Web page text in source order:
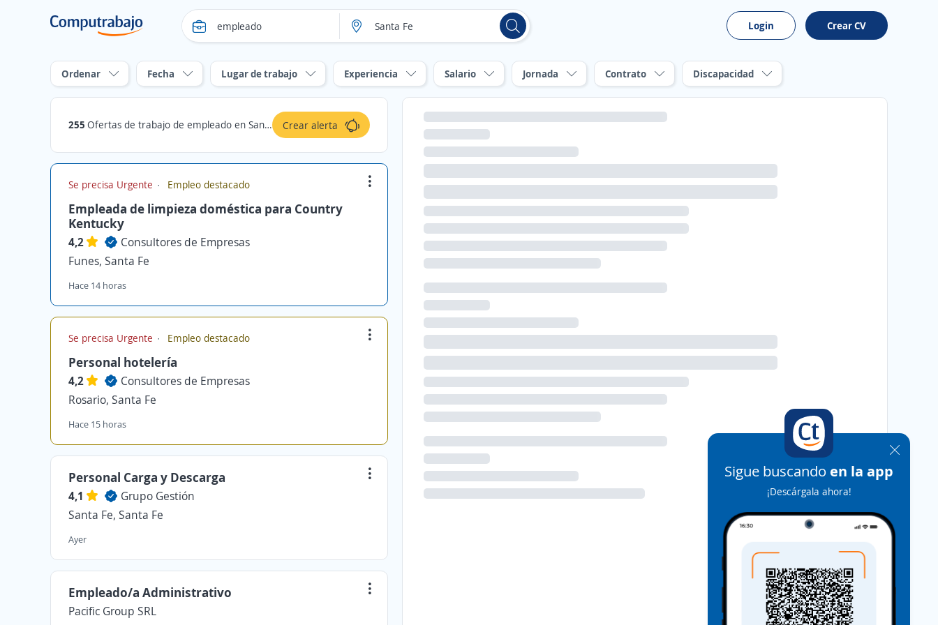
Login Crear CV
Ordenar Fecha Lugar de trabajo Experiencia Salario Jornada Contrato Discapacidad
255 Ofertas de trabajo de empleado en Santa Fe Crear alerta
Se precisa Urgente Empleo destacado
Empleada de limpieza doméstica para Country
Kentucky
4,2
Consultores de Empresas
Funes, Santa Fe
Hace 14 horas
Se precisa Urgente Empleo destacado
Personal hotelería
4,2
Consultores de Empresas
Rosario, Santa Fe
Hace 15 horas
Personal Carga y Descarga
4,1
Grupo Gestión
Santa Fe, Santa Fe
Ayer
Empleado/a Administrativo
Pacific Group SRL
Sigue buscando en la app
¡Descárgala ahora!